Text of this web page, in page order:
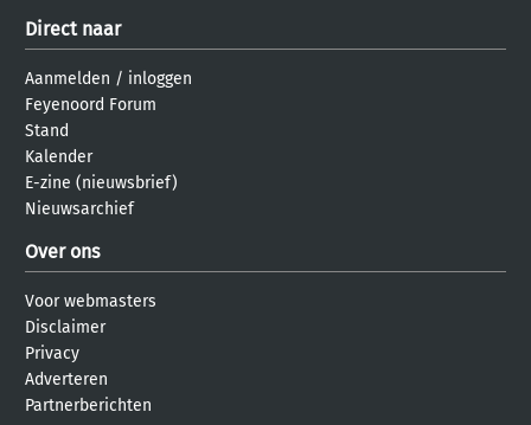
Direct naar
Aanmelden / inloggen
Feyenoord Forum
Stand
Kalender
E-zine (nieuwsbrief)
Nieuwsarchief
Over ons
Voor webmasters
Disclaimer
Privacy
Adverteren
Partnerberichten